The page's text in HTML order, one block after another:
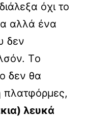
όχι το
αλλά ένα
δεν
Tο
δεν θα
πλατφόρμες,
λευκά